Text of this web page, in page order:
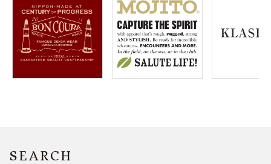
ACCOUNT MENU
ようこそ ゲスト 様
meeting_room ログイン 会員登録
SEARCH